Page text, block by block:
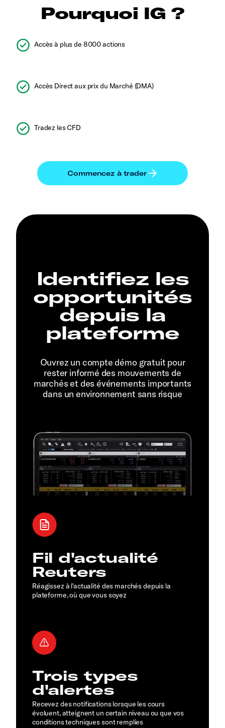
Pourquoi IG ?
Accès à plus de 8000 actions
Accès Direct aux prix du Marché (DMA)
Tradez les CFD
Identifiez les
opportunités
depuis la
plateforme
Ouvrez un compte démo gratuit pour
rester informé des mouvements de
marchés et des événements importants
dans un environnement sans risque
Fil d'actualité
Reuters
Réagissez à l'actualité des marchés depuis la
plateforme, où que vous soyez
Trois types
d'alertes
Recevez des notifications lorsque les cours
évoluent, atteignent un certain niveau ou que vos
conditions techniques sont remplies